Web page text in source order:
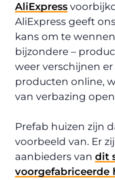
AliExpress
AliExpress geeft
kans om te
bijzondere –
weer verschijnen
producten online,
van verbazing
Prefab huizen zijn
voorbeeld van. Er
aanbieders van dit
voorgefabriceerde